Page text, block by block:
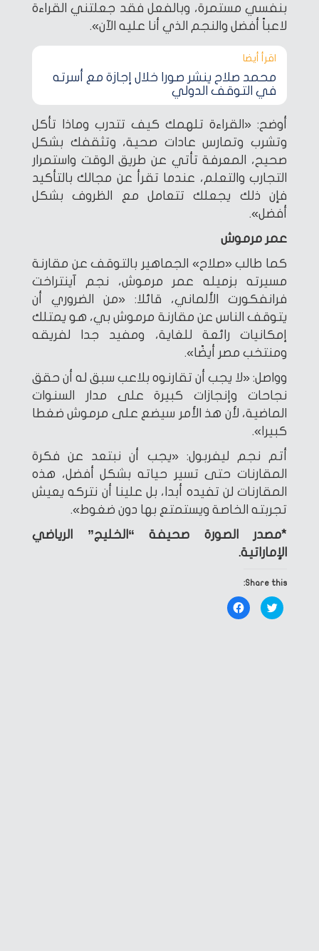
بنفسي مستمرة، وبالفعل فقد جعلتني القراءة
لاعباً أفضل والنجم الذي أنا عليه الآن».
اقرأ أيضا‎
محمد صلاح ينشر صورا خلال إجازة مع أسرته
في التوقف الدولي
أوضح: «القراءة تلهمك كيف تتدرب وماذا تأكل
وتشرب وتمارس عادات صحية، وتثقفك بشكل
صحيح، المعرفة تأتي عن طريق الوقت واستمرار
التجارب والتعلم، عندما تقرأ عن مجالك بالتأكيد
فإن ذلك يجعلك تتعامل مع الظروف بشكل
أفضل».
عمر مرموش
كما طالب «صلاح» الجماهير بالتوقف عن مقارنة
مسيرته بزميله عمر مرموش، نجم آينتراخت
فرانفكورت الألماني، قائلا: «من الضروري أن
يتوقف الناس عن مقارنة مرموش بي، هو يمتلك
إمكانيات رائعة للغاية، ومفيد جدا لفريقه
ومنتخب مصر أيضًا».
وواصل: «لا يجب أن تقارنوه بلاعب سبق له أن حقق
نجاحات وإنجازات كبيرة على مدار السنوات
الماضية، لأن هذ الأمر سيضع على مرموش ضغطا
كبيرا».
أتم نجم ليفربول: «يجب أن نبتعد عن فكرة
المقارنات حتى تسير حياته بشكل أفضل، هذه
المقارنات لن تفيده أبدا، بل علينا أن نتركه يعيش
تجربته الخاصة ويستمتع بها دون ضغوط».
*مصدر الصورة صحيفة “الخليج” الرياضي
الإماراتية.
Share this:
Click
to
share
Click
to